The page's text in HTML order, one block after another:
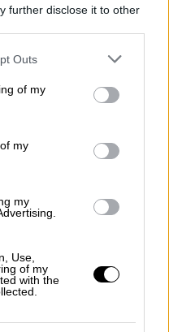
further disclose it to other
one or more Google
You may click to
its third-party tags to
in below Google
Outs
of my
my
my
Use,
of my
with the
μονοκατοικία
τμήμα της
νωρίς το
ειδησεογραφικά
μετά από εργασίες
η αστυνομία
τραυματία,
,Walter Derieuw
για τρία άτομα